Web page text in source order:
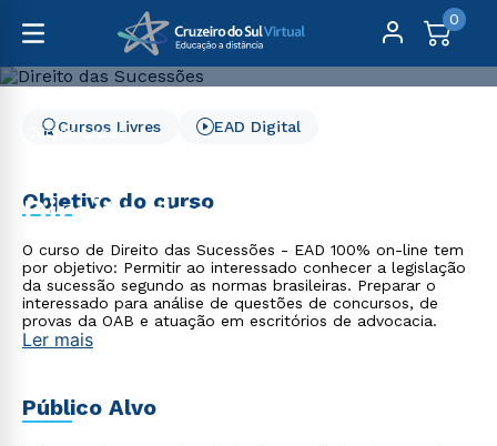
0
Cursos Livres
Direito das Sucessões
Cursos Livres EAD Digital
Objetivo do curso
O curso de Direito das Sucessões - EAD 100% on-line tem
por objetivo: Permitir ao interessado conhecer a legislação
da sucessão segundo as normas brasileiras. Preparar o
interessado para análise de questões de concursos, de
provas da OAB e atuação em escritórios de advocacia.
Ler mais
Público Alvo